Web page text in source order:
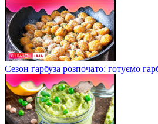
Сезон гарбуза розпочато: готуємо